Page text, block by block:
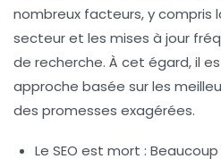
nombreux facteurs, y compris
secteur et les mises à jour
de recherche. À cet égard, il
approche basée sur les
des promesses exagérées.
Le SEO est mort :